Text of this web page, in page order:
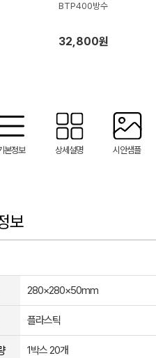
BTP400방수
32,800원
본정보 상세설명 시안샘플
보
280×280×50mm
플라스틱
1박스 20개